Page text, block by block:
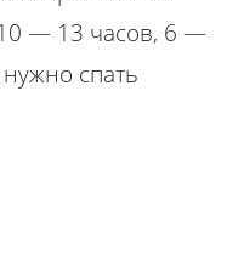
— 13 часов, 6 —
спать